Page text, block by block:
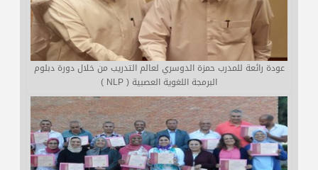
عودة رائعة للمدرب حمزة الدوسري لعالم التدريب من خلال دورة دبلوم
البرمجة اللغوية العصبية ( NLP )